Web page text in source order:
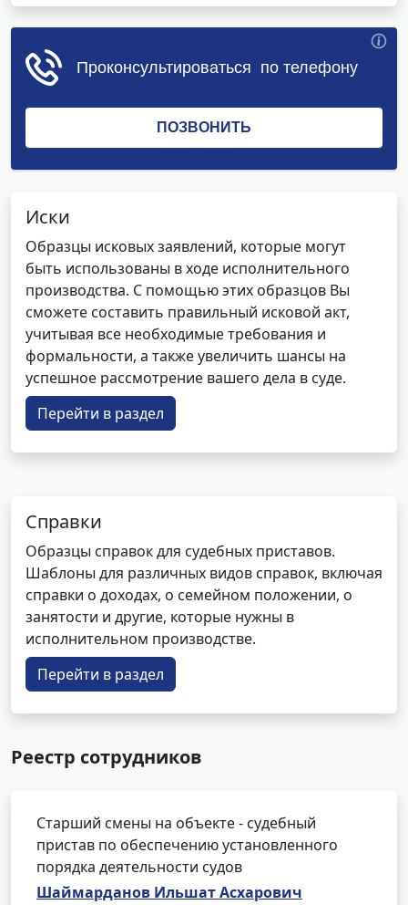
Иски
Образцы исковых заявлений, которые могут
быть использованы в ходе исполнительного
производства. С помощью этих образцов Вы
сможете составить правильный исковой акт,
учитывая все необходимые требования и
формальности, а также увеличить шансы на
успешное рассмотрение вашего дела в суде.
Перейти в раздел
Справки
Образцы справок для судебных приставов.
Шаблоны для различных видов справок, включая
справки о доходах, о семейном положении, о
занятости и другие, которые нужны в
исполнительном производстве.
Перейти в раздел
Реестр сотрудников
Старший смены на объекте - судебный
пристав по обеспечению установленного
порядка деятельности судов
Шаймарданов Ильшат Асхарович